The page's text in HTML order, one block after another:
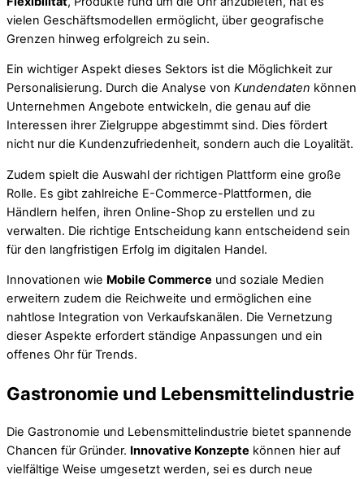
vielen Geschäftsmodellen ermöglicht, über geografische
Grenzen hinweg erfolgreich zu sein.
Ein wichtiger Aspekt dieses Sektors ist die Möglichkeit zur
Personalisierung. Durch die Analyse von Kundendaten können
Unternehmen Angebote entwickeln, die genau auf die
Interessen ihrer Zielgruppe abgestimmt sind. Dies fördert
nicht nur die Kundenzufriedenheit, sondern auch die Loyalität.
Zudem spielt die Auswahl der richtigen Plattform eine große
Rolle. Es gibt zahlreiche E-Commerce-Plattformen, die
Händlern helfen, ihren Online-Shop zu erstellen und zu
verwalten. Die richtige Entscheidung kann entscheidend sein
für den langfristigen Erfolg im digitalen Handel.
Innovationen wie Mobile Commerce und soziale Medien
erweitern zudem die Reichweite und ermöglichen eine
nahtlose Integration von Verkaufskanälen. Die Vernetzung
dieser Aspekte erfordert ständige Anpassungen und ein
offenes Ohr für Trends.
Gastronomie und Lebensmittelindustrie
Die Gastronomie und Lebensmittelindustrie bietet spannende
Chancen für Gründer. Innovative Konzepte können hier auf
vielfältige Weise umgesetzt werden, sei es durch neue